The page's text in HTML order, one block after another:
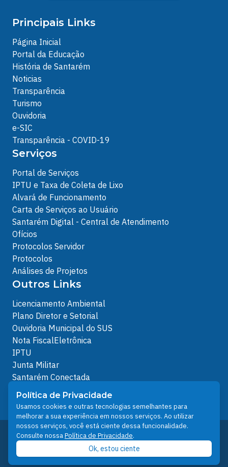
Principais Links
Página Inicial
Portal da Educação
História de Santarém
Noticias
Transparência
Turismo
Ouvidoria
e-SIC
Transparência - COVID-19
Serviços
Portal de Serviços
IPTU e Taxa de Coleta de Lixo
Alvará de Funcionamento
Carta de Serviços ao Usuário
Santarém Digital - Central de Atendimento
Ofícios
Protocolos Servidor
Protocolos
Análises de Projetos
Outros Links
Licenciamento Ambiental
Plano Diretor e Setorial
Ouvidoria Municipal do SUS
Nota FiscalEletrônica
IPTU
Junta Militar
Santarém Conectada
Política de Privacidade
People illustrations by Storyset
Desenvolvido pelo Núcleo Técnico de Gestão de
Tecnologia da Informação - NTI
Prefeitura de Santarém © 2026
Política de Privacidade
Usamos cookies e outras tecnologias semelhantes para
melhorar a sua experiência em nossos serviços. Ao utilizar
nossos serviços, você está ciente dessa funcionalidade.
Consulte nossaPolítica de Privacidade.
Ok, estou ciente